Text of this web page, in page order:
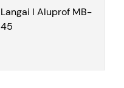
Langai I Aluprof MB-
45